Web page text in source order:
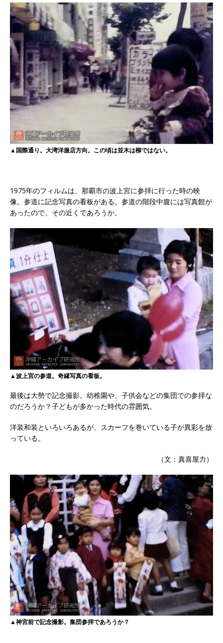
▲国際通り。大湾洋服店方向。この頃は並木は柳ではない。
1975年のフィルムは、那覇市の波上宮に参拝に行った時の映
像。参道に記念写真の看板がある。参道の階段中腹には写真館が
あったので、その近くであろうか。
▲波上宮の参道。奇縁写真の看板。
最後は大勢で記念撮影。幼稚園や、子供会などの集団での参拝な
のだろうか？子どもが多かった時代の雰囲気。
洋装和装といろいろあるが、スカーフを巻いている子が異彩を放
っている。
（文：真喜屋力）
▲神宮前で記念撮影。集団参拝であろうか？